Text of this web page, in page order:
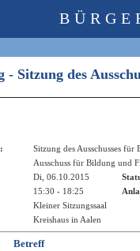
- Sitzung des
Sitzung des Ausschusses
Ausschuss für Bildung und
Di, 06.10.2015
15:30 - 18:25
Kleiner Sitzungssaal
Kreishaus in Aalen
Betreff